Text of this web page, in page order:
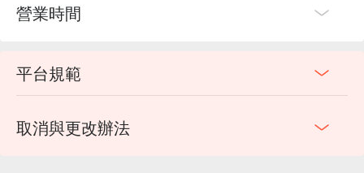
營業時間
平台規範
取消與更改辦法